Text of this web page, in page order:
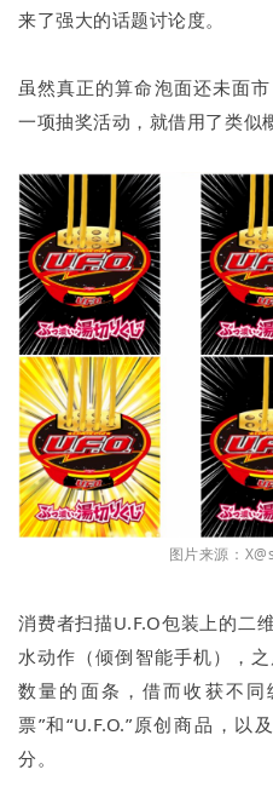
来了强大的话题讨论度。
虽然真正的算命泡面还未面
一项抽奖活动，就借用了类似
图片来源：
消费者扫描U.F.O包装上的二
水动作（倾倒智能手机），
数量的面条，借而收获不
票”和“U.F.O.”原创商品，
分。